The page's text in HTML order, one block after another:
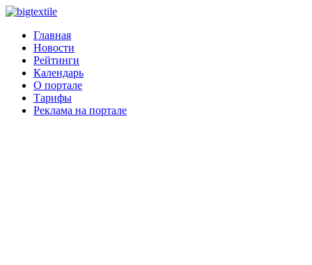
Главная
Новости
Рейтинги
Календарь
О портале
Тарифы
Реклама на портале